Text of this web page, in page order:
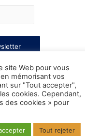
site Web pour vous
mémorisant vos
sur "Tout accepter",
cookies. Cependant,
des cookies » pour
Tout rejeter